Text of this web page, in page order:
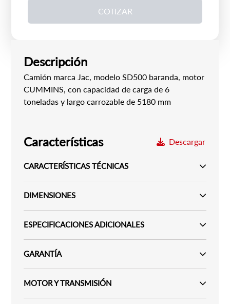
COTIZAR
Descripción
Camión marca Jac, modelo SD500 baranda, motor
CUMMINS, con capacidad de carga de 6
toneladas y largo carrozable de 5180 mm
Características Descargar
CARACTERÍSTICAS TÉCNICAS
DIMENSIONES
ESPECIFICACIONES ADICIONALES
GARANTÍA
MOTOR Y TRANSMISIÓN